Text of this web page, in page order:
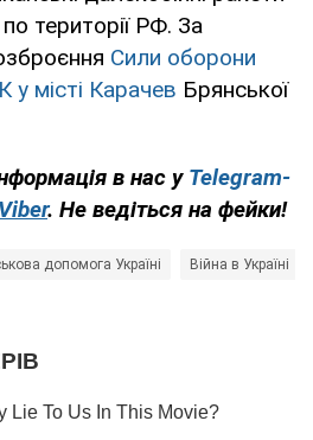
території РФ. За
Сили оборони
у місті Карачев Брянської
в нас у Telegram-
Viber. Не ведіться на фейки!
допомога Україні Війна в Україні